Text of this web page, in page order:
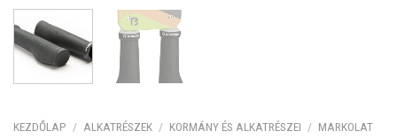
KEZDŐLAP / ALKATRÉSZEK / KORMÁNY ÉS ALKATRÉSZEI / MARKOLAT